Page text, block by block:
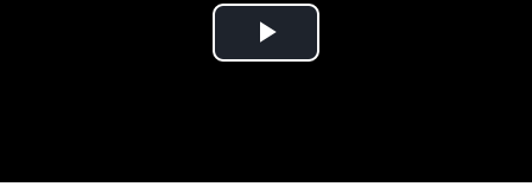
Play Video